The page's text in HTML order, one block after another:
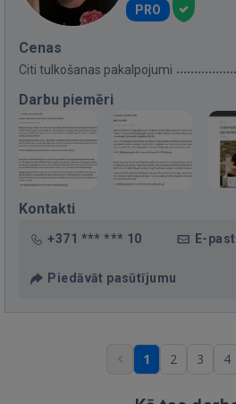
PRO
Cenas
Citi tulkošanas pakalpojumi
Darbu piemēri
Kontakti
+371 *** *** 10 E-
Piedāvāt pasūtījumu
1 2 3 4